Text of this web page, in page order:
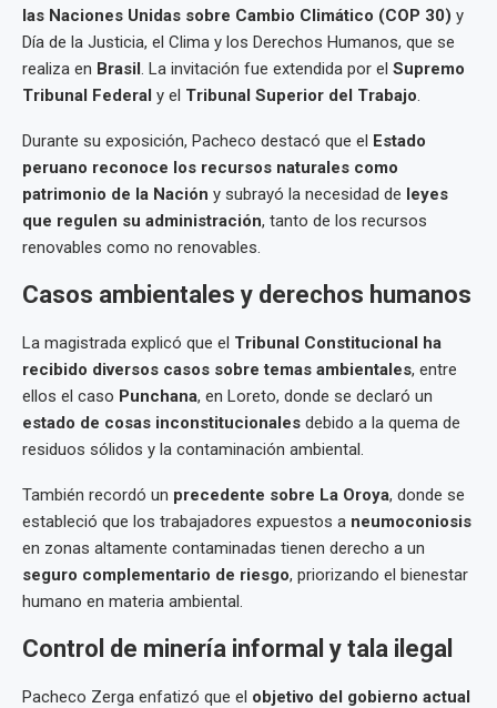
las Naciones Unidas sobre Cambio Climático (COP 30) y
Día de la Justicia, el Clima y los Derechos Humanos, que se
realiza en Brasil. La invitación fue extendida por el Supremo
Tribunal Federal y el Tribunal Superior del Trabajo.
Durante su exposición, Pacheco destacó que el Estado
peruano reconoce los recursos naturales como
patrimonio de la Nación y subrayó la necesidad de leyes
que regulen su administración, tanto de los recursos
renovables como no renovables.
Casos ambientales y derechos humanos
La magistrada explicó que el Tribunal Constitucional ha
recibido diversos casos sobre temas ambientales, entre
ellos el caso Punchana, en Loreto, donde se declaró un
estado de cosas inconstitucionales debido a la quema de
residuos sólidos y la contaminación ambiental.
También recordó un precedente sobre La Oroya, donde se
estableció que los trabajadores expuestos a neumoconiosis
en zonas altamente contaminadas tienen derecho a un
seguro complementario de riesgo, priorizando el bienestar
humano en materia ambiental.
Control de minería informal y tala ilegal
Pacheco Zerga enfatizó que el objetivo del gobierno actual